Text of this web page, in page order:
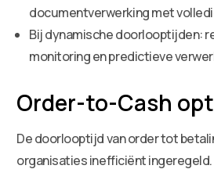
documentverwerking met
Bij dynamische doorlooptijden:
monitoring en predictieve
Order-to-Cash
De doorlooptijd van order tot
organisaties inefficiënt